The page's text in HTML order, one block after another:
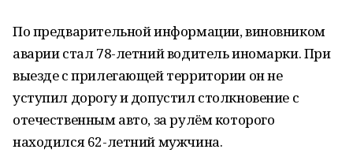
По предварительной информации, виновником
аварии стал 78-летний водитель иномарки. При
выезде с прилегающей территории он не
уступил дорогу и допустил столкновение с
отечественным авто, за рулём которого
находился 62-летний мужчина.